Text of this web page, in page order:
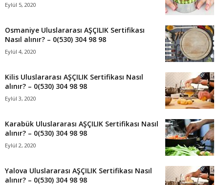
Eylül 5, 2020
Osmaniye Uluslararası AŞÇILIK Sertifikası
Nasıl alınır? – 0(530) 304 98 98
Eylül 4, 2020
Kilis Uluslararası AŞÇILIK Sertifikası Nasıl
alınır? – 0(530) 304 98 98
Eylül 3, 2020
Karabük Uluslararası AŞÇILIK Sertifikası Nasıl
alınır? – 0(530) 304 98 98
Eylül 2, 2020
Yalova Uluslararası AŞÇILIK Sertifikası Nasıl
alınır? – 0(530) 304 98 98